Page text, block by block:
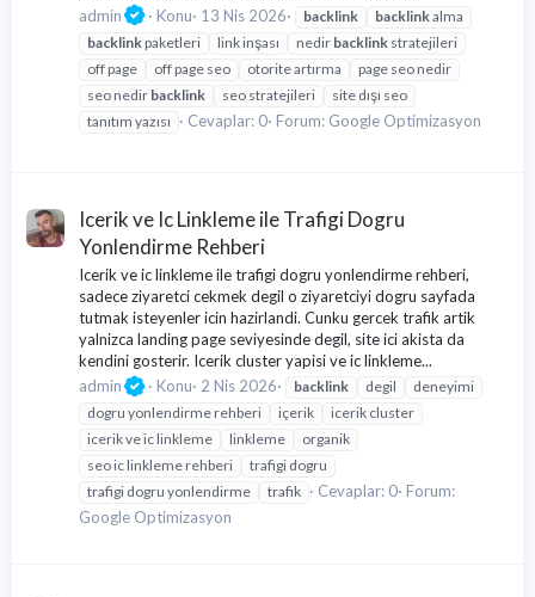
admin
Konu 13 Nis 2026 backlink backlinkalma
backlinkpaketleri link inşası nedir backlink stratejileri
off page
off page seo otorite artırma
page seo nedir
seo nedir backlink seo stratejileri
site dışı seo
tanıtım yazısı
Cevaplar: 0 Forum: Google Optimizasyon
Icerik ve Ic Linkleme ile Trafigi Dogru
Yonlendirme Rehberi
Icerik ve ic linkleme ile trafigi dogru yonlendirme rehberi,
sadece ziyaretci cekmek degil o ziyaretciyi dogru sayfada
tutmak isteyenler icin hazirlandi. Cunku gercek trafik artik
yalnizca landing page seviyesinde degil, site ici akista da
kendini gosterir. Icerik cluster yapisi ve ic linkleme...
admin
Konu 2 Nis 2026 backlink degil
deneyimi
dogru yonlendirme rehberi
içerik
icerik cluster
icerik ve ic linkleme
linkleme
organik
seo ic linkleme rehberi
trafigi dogru
trafigi dogru yonlendirme
trafik Cevaplar: 0 Forum:
Google Optimizasyon